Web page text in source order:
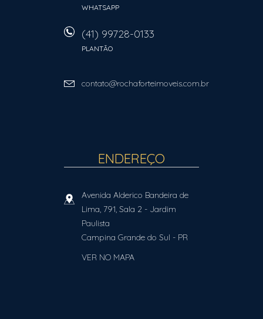
WHATSAPP
(41) 99728-0133
PLANTÃO
contato@rochaforteimoveis.com.br
ENDEREÇO
Avenida Alderico Bandeira de
Lima, 791, Sala 2 - Jardim
Paulista
Campina Grande do Sul - PR
VER NO MAPA